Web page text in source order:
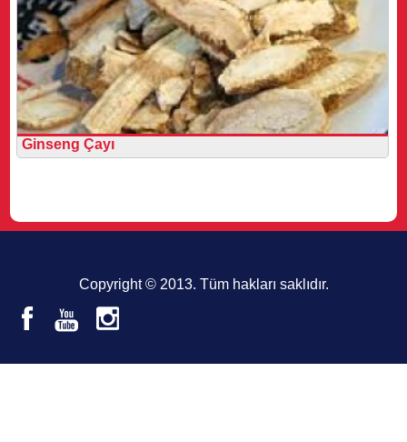
Ginseng Çayı
Copyright © 2013. Tüm hakları saklıdır.